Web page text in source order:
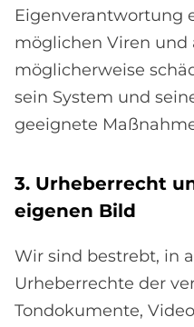
Eigenverantwortung
möglichen Viren und
möglicherweise
sein System und
geeignete
3. Ur­he­ber­recht
ei­ge­nen Bild
Wir sind bestrebt, in
Urheberrechte der
Tondokumente,